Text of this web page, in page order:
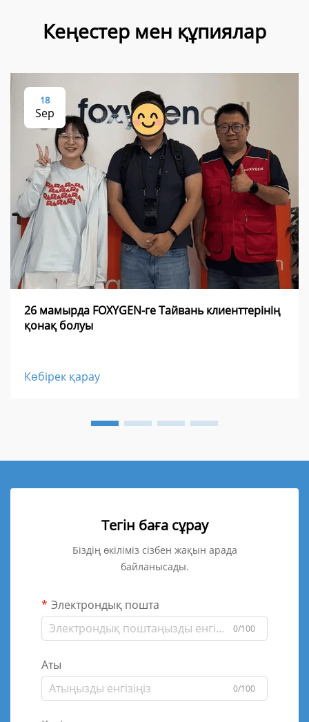
Кеңестер мен құпиялар
18
Sep
26 мамырда FOXYGEN-ге Тайвань клиенттерінің
қонақ болуы
Көбірек қарау
Тегін баға сұрау
Біздің өкіліміз сізбен жақын арада
байланысады.
Электрондық пошта
0/100
Аты
0/100